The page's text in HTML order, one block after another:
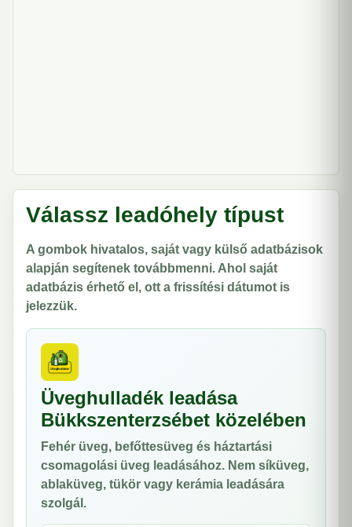
Válassz leadóhely típust
A gombok hivatalos, saját vagy külső adatbázisok
alapján segítenek továbbmenni. Ahol saját
adatbázis érhető el, ott a frissítési dátumot is
jelezzük.
Üveghulladék leadása
Bükkszenterzsébet közelében
Fehér üveg, befőttesüveg és háztartási
csomagolási üveg leadásához. Nem síküveg,
ablaküveg, tükör vagy kerámia leadására
szolgál.